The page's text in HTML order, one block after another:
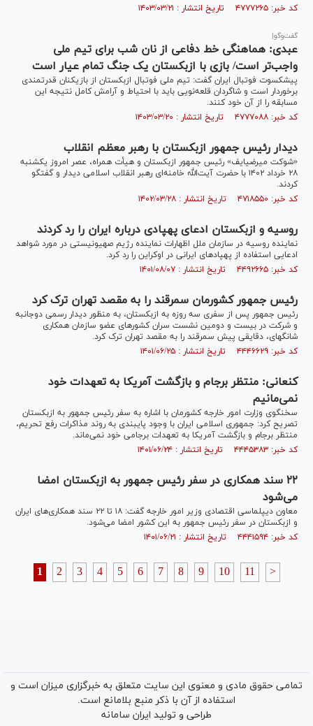
کد خبر: ۴۷۷۷۲۶۵ تاریخ انتشار : ۱۴۰۳/۰۳/۲۱
گفت‌وگو|
عبدی: هماهنگی خط دفاعی از نان شب برای تیم ملی
واجب‌تر است/ بازی با ازبکستان یک جنگ تمام عیار است
پیشکسوت فوتبال ایران گفت: تیم ملی فوتبال ازبکستان از بازیکنان قدرتمندی
برخوردار است و شاگردان قلعه‌نویی باید با احتیاط و آرامش کامل نتیجه این
مسابقه را از آن خود کنند.
کد خبر: ۴۷۷۷۰۸۸ تاریخ انتشار : ۱۴۰۳/۰۳/۲۰
دیدار رئیس جمهور ازبکستان با رهبر معظم انقلاب
«شوکت میرضیایف» رئیس جمهور ازبکستان و هیأت همراه، عصر امروز یکشنبه
۲۸ خرداد ۱۴۰۲ با حضرت آیت‌الله خامنه‌ای رهبر انقلاب اسلامی دیدار و گفتگو
کردند.
کد خبر: ۴۷۱۸۵۵۰ تاریخ انتشار : ۱۴۰۲/۰۳/۲۸
روسیه و ازبکستان ادعای پهپادی درباره ایران را رد کردند
نماینده روسیه در سازمان ملل اظهارات نماینده رژیم صهیونیستی در مورد شواهد
ادعایی استفاده از پهپادهای ایرانی در اوکراین را رد کرد.
کد خبر: ۴۴۹۲۶۶۵ تاریخ انتشار : ۱۴۰۱/۰۸/۰۷
رئیس جمهور کشورمان سمرقند را به مقصد تهران ترک کرد
رئیس جمهور پس از سفری سه روزه به ازبکستان، به منظور دیدار رسمی دوجانبه
و شرکت در بیست و دومین نشست سران کشورهای عضو سازمان همکاری
شانگهای، دقایقی پیش سمرقند را به مقصد تهران ترک کرد.
کد خبر: ۴۴۴۶۶۲۹ تاریخ انتشار : ۱۴۰۱/۰۶/۲۵
کنعانی: منتظر برجام و بازگشت آمریکا به تعهدات خود
نمی‌مانیم
سخنگوی وزارت امور خارجه کشورمان با اشاره به سفر رئیس جمهور به ازبکستان
تصریح کرد: جمهوری اسلامی ایران با وجود پایبندی به روند مذاکرات رفع تحریم،
منتظر برجام و بازگشت آمریکا به تعهدات برجامی خود نمی‌ماند.
کد خبر: ۴۴۴۵۳۸۳ تاریخ انتشار : ۱۴۰۱/۰۶/۲۴
۲۲ سند همکاری در سفر رئیس جمهور به ازبکستان امضا
می‌شود
معاون دیپلماسی اقتصادی وزیر امور خارجه گفت: ۱۸ تا ۲۲ سند همکاری‌های ایران
و ازبکستان در سفر رئیس جمهور به این کشور امضا می‌شود.
کد خبر: ۴۴۴۱۵۹۴ تاریخ انتشار : ۱۴۰۱/۰۶/۲۱
1 2 3 4 5 6 7 8 9 10 11 >
تمامی حقوق مادی و معنوی این سایت متعلق به خبرگزاری میزان است و
استفاده از آن با ذکر منبع بلامانع است.
طراحی و تولید ایران سامانه